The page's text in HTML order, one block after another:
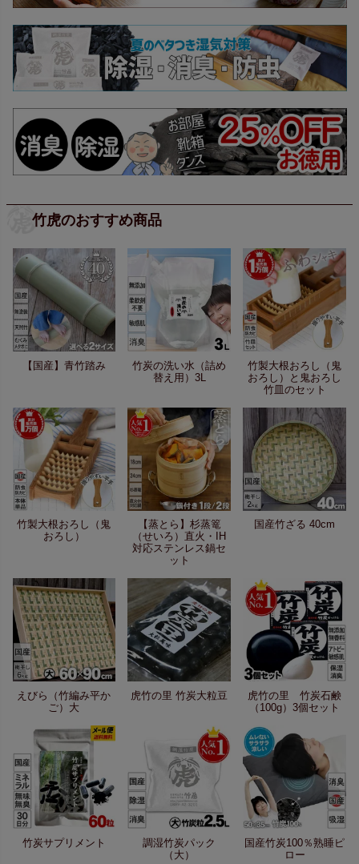
竹虎のおすすめ商品
【国産】青竹踏み
竹炭の洗い水（詰め
替え用）3L
竹製大根おろし（鬼
おろし）と鬼おろし
竹皿のセット
竹製大根おろし（鬼
おろし）
【蒸とら】杉蒸篭
（せいろ）直火・IH
対応ステンレス鍋セ
ット
国産竹ざる 40cm
えびら（竹編み平か
ご）大
虎竹の里 竹炭大粒豆
虎竹の里 竹炭石鹸
（100g）3個セット
竹炭サプリメント
調湿竹炭パック
（大）
国産竹炭100％熟睡ピ
ロー